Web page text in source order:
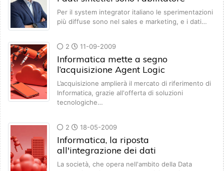
Per il system integrator italiano le sperimentazioni
più diffuse sono nel sales e marketing, e i dati…
2 11-09-2009
Informatica mette a segno
l’acquisizione Agent Logic
L’acquisizione amplierà il mercato di riferimento di
Informatica, grazie all'offerta di soluzioni
tecnologiche…
2 18-05-2009
Informatica, la riposta
all'integrazione dei dati
La società, che opera nell'ambito della Data